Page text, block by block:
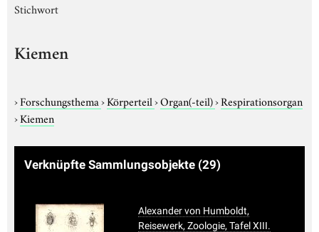
Stichwort
Kiemen
›Forschungsthema›Körperteil›Organ(-teil)›Respirationsorgan
›Kiemen
Verknüpfte Sammlungsobjekte (29)
Alexander von Humboldt,
Reisewerk, Zoologie, Tafel XIII.